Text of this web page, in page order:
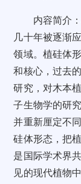
内容简介：
几十年被逐渐
领域。植硅体
和核心，过去
研究，对木本
子生物学的研
并重新厘定不
硅体形态，把
是国际学术界
见的现代植物